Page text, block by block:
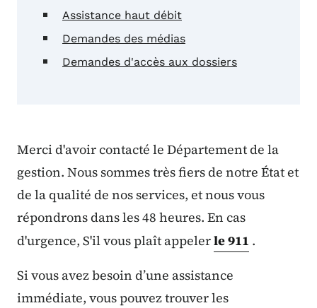
Assistance haut débit
Demandes des médias
Demandes d'accès aux dossiers
Merci d'avoir contacté le Département de la
gestion. Nous sommes très fiers de notre État et
de la qualité de nos services, et nous vous
répondrons dans les 48 heures. En cas
d'urgence, S'il vous plaît appelerle 911 .
Si vous avez besoin d’une assistance
immédiate, vous pouvez trouver les